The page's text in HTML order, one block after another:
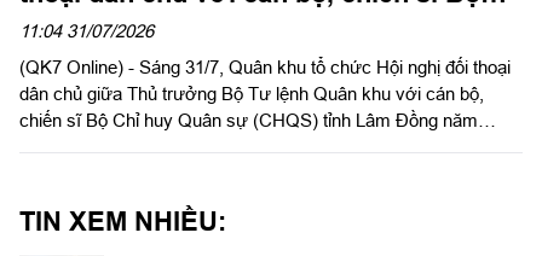
CHQS tỉnh Lâm Đồng
11:04 31/07/2026
(QK7 Online) - Sáng 31/7, Quân khu tổ chức Hội nghị đối thoại
dân chủ giữa Thủ trưởng Bộ Tư lệnh Quân khu với cán bộ,
chiến sĩ Bộ Chỉ huy Quân sự (CHQS) tỉnh Lâm Đồng năm
TIN XEM NHIỀU: